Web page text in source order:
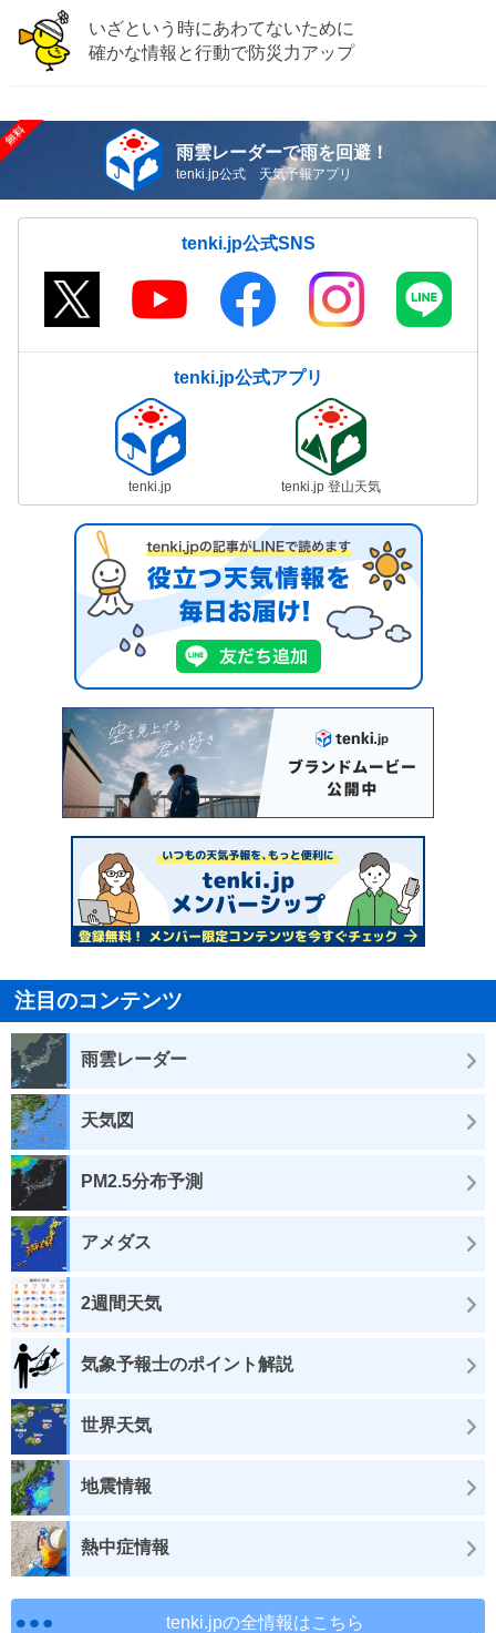
いざという時にあわてないために
確かな情報と行動で防災力アップ
雨雲レーダーで雨を回避！
tenki.jp公式 天気予報アプリ
tenki.jp公式SNS
tenki.jp公式アプリ
tenki.jp tenki.jp 登山天気
注目のコンテンツ
雨雲レーダー
天気図
PM2.5分布予測
アメダス
2週間天気
気象予報士のポイント解説
世界天気
地震情報
熱中症情報
tenki.jpの全情報はこちら